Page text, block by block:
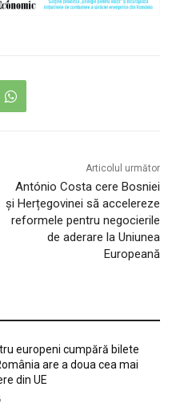
Articolul următor
António Costa cere Bosniei
și Herțegovinei să accelereze
reformele pentru negocierile
de aderare la Uniunea
Europeană
europeni cumpără bilete
are a doua cea mai
din UE